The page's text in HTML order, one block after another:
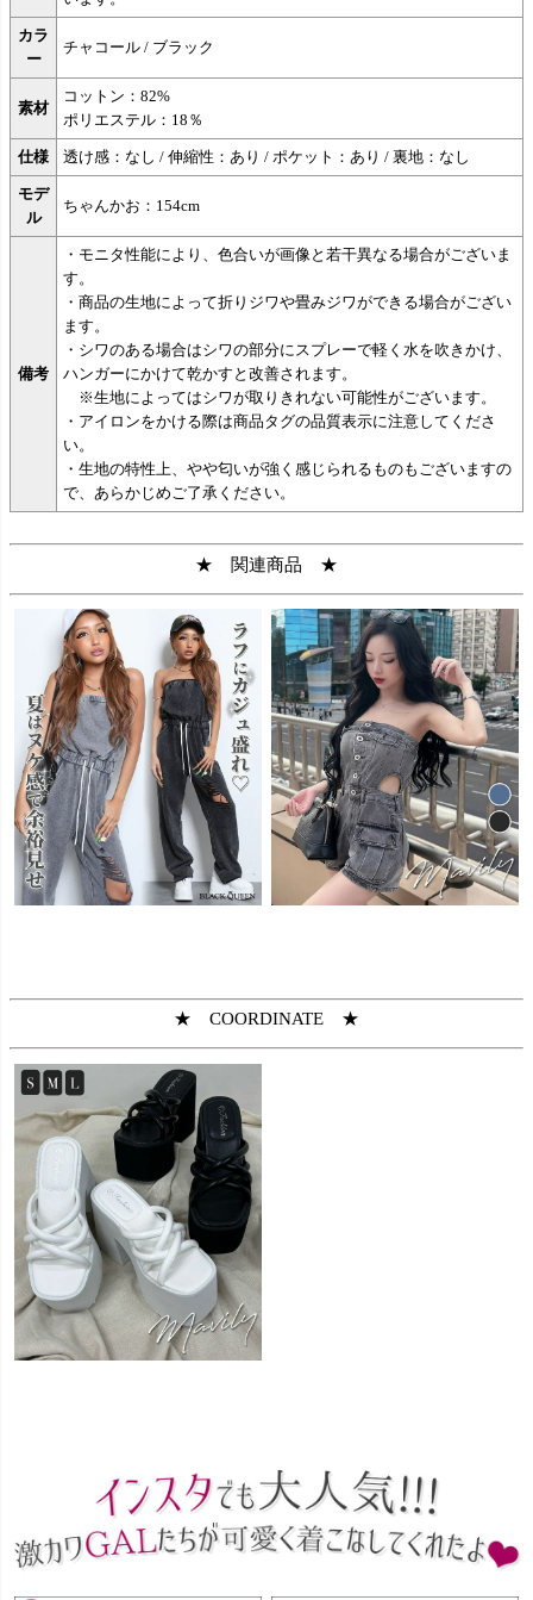
カラ
ー
チャコール / ブラック
素材
コットン：82%
ポリエステル：18％
仕様 透け感：なし / 伸縮性：あり / ポケット：あり / 裏地：なし
モデ
ル
ちゃんかお：154cm
備考
・モニタ性能により、色合いが画像と若干異なる場合がございま
す。
・商品の生地によって折りジワや畳みジワができる場合がござい
ます。
・シワのある場合はシワの部分にスプレーで軽く水を吹きかけ、
ハンガーにかけて乾かすと改善されます。
※生地によってはシワが取りきれない可能性がございます。
・アイロンをかける際は商品タグの品質表示に注意してくださ
い。
・生地の特性上、やや匂いが強く感じられるものもございますの
で、あらかじめご了承ください。
★ 関連商品 ★
★ COORDINATE ★